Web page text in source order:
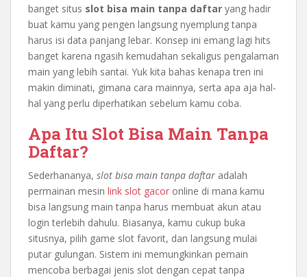
banget situs slot bisa main tanpa daftar yang hadir
buat kamu yang pengen langsung nyemplung tanpa
harus isi data panjang lebar. Konsep ini emang lagi hits
banget karena ngasih kemudahan sekaligus pengalaman
main yang lebih santai. Yuk kita bahas kenapa tren ini
makin diminati, gimana cara mainnya, serta apa aja hal-
hal yang perlu diperhatikan sebelum kamu coba.
Apa Itu Slot Bisa Main Tanpa
Daftar?
Sederhananya, slot bisa main tanpa daftar adalah
permainan mesin link slot gacor online di mana kamu
bisa langsung main tanpa harus membuat akun atau
login terlebih dahulu. Biasanya, kamu cukup buka
situsnya, pilih game slot favorit, dan langsung mulai
putar gulungan. Sistem ini memungkinkan pemain
mencoba berbagai jenis slot dengan cepat tanpa